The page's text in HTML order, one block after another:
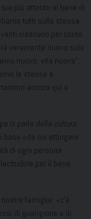
più attento al bene di
tutti sulla stessa
ciascuno per conto
veramente nuovo solo
nuovo, vita nuova”,
le stesse e
ancora qui a
ci parla della cultura
base «da cui attingere
di ogni persona
per il bene
famiglie: «c’è
di guarigione e di